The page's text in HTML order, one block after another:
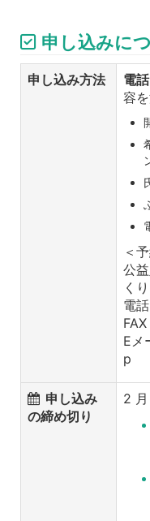
申し込みに
申し込み方法 電
容
＜
公
く
電
Eメ
p
申し込み
の締め切り
2